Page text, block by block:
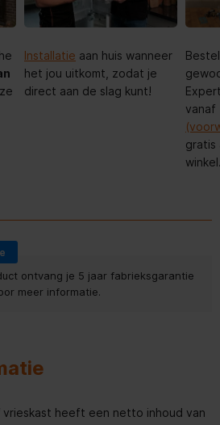
Installatie aan huis wanneer
het jou uitkomt, zodat je
direct aan de slag kunt!
vanaf
gratis
ontvang je 5 jaar fabrieksgarantie
meer informatie.
vrieskast heeft een netto inhoud van